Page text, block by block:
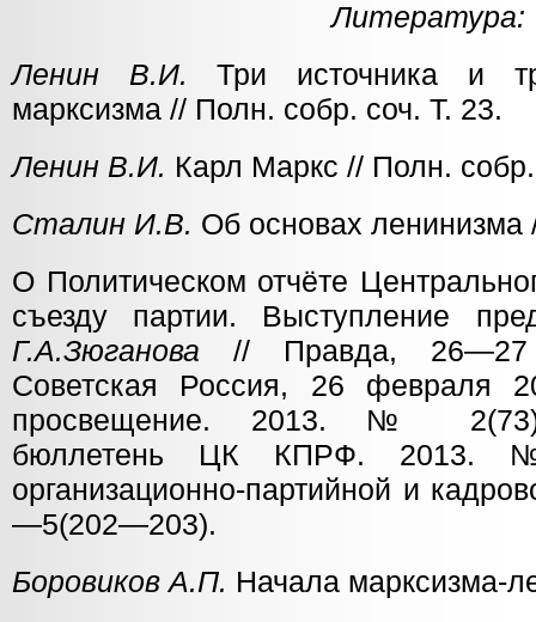
Литература:
Ленин В.И.
Три источника и
марксизма // Полн. собр. соч. Т. 23.
Ленин В.И. Карл Маркс // Полн.
Сталин И.В. Об основах ленинизма
О Политическом отчёте
съезду партии. Выступление
Г.А.Зюганова // Правда, 26—27
Советская Россия, 26 февраля
просвещение. 2013. №
бюллетень ЦК КПРФ. 2013.
организационно-партийной и
—5(202—203).
Боровиков А.П. Начала марксизма-